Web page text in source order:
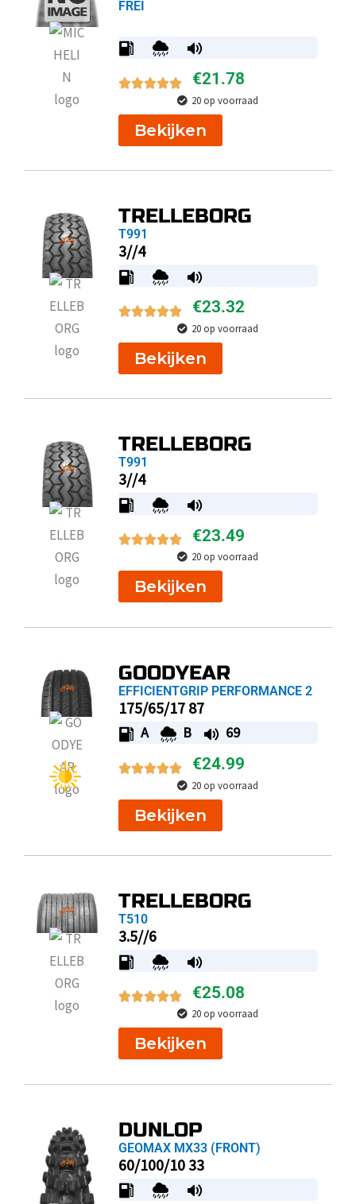
FREI
€21.78
20 op voorraad
Bekijken
TRELLEBORG
T991
3//4
€23.32
20 op voorraad
Bekijken
TRELLEBORG
T991
3//4
€23.49
20 op voorraad
Bekijken
GOODYEAR
EFFICIENTGRIP PERFORMANCE 2
175/65/17 87
A B 69
€24.99
20 op voorraad
Bekijken
TRELLEBORG
T510
3.5//6
€25.08
20 op voorraad
Bekijken
DUNLOP
GEOMAX MX33 (FRONT)
60/100/10 33